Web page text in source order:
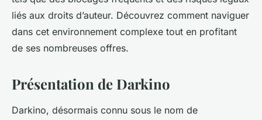
liés aux droits d’auteur. Découvrez comment naviguer
dans cet environnement complexe tout en profitant
de ses nombreuses offres.
Présentation de Darkino
Darkino, désormais connu sous le nom de